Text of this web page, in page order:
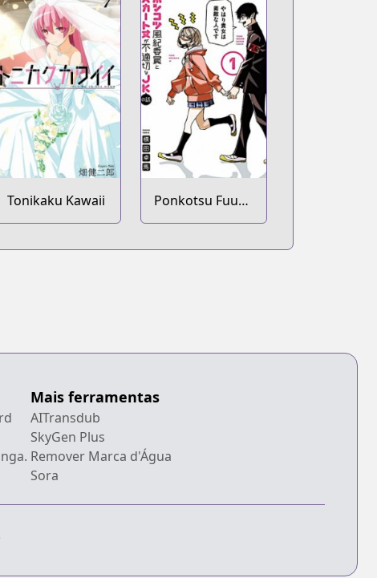
Tonikaku Kawaii
Ponkotsu Fuuki
Iin to Skirt-take
Mais ferramentas
AITransdub
SkyGen Plus
Remover Marca d'Água
Sora